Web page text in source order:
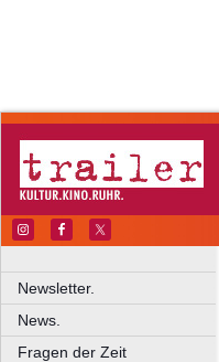
Newsletter.
News.
Fragen der Zeit